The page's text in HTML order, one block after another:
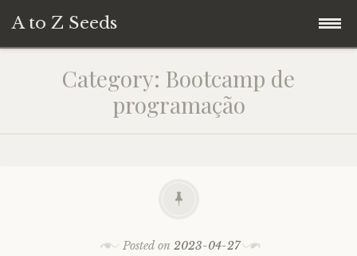
A to Z Seeds
Category: Bootcamp de
programação
Posted on 2023-04-27